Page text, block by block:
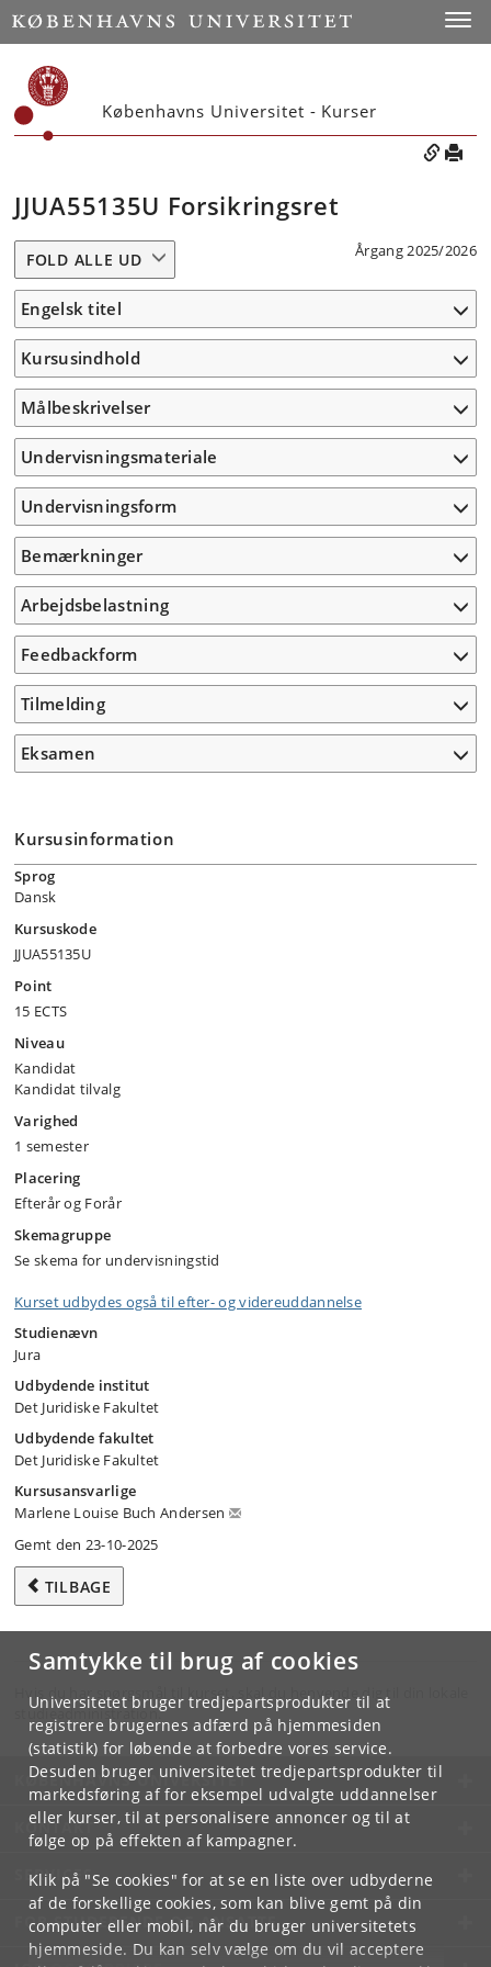
Samtykke til brug af cookies
Universitetet bruger tredjepartsprodukter til at
registrere brugernes adfærd på hjemmesiden
(statistik) for løbende at forbedre vores service.
Desuden bruger universitetet tredjepartsprodukter til
markedsføring af for eksempel udvalgte uddannelser
eller kurser, til at personalisere annoncer og til at
følge op på effekten af kampagner.
Klik på "Se cookies" for at se en liste over udbyderne
af de forskellige cookies, som kan blive gemt på din
computer eller mobil, når du bruger universitetets
hjemmeside. Du kan selv vælge om du vil acceptere
Københavns Universitet - Kurser
JJUA55135U Forsikringsret
Årgang 2025/2026
FOLD ALLE UD
Engelsk titel
Kursusindhold
Målbeskrivelser
Undervisningsmateriale
Undervisningsform
Bemærkninger
Arbejdsbelastning
Feedbackform
Tilmelding
Eksamen
Kursusinformation
Sprog
Dansk
Kursuskode
JJUA55135U
Point
15 ECTS
Niveau
Kandidat
Kandidat tilvalg
Varighed
1 semester
Placering
Efterår og Forår
Skemagruppe
Se skema for undervisningstid
Kurset udbydes også til efter- og videreuddannelse
Studienævn
Jura
Udbydende institut
Det Juridiske Fakultet
Udbydende fakultet
Det Juridiske Fakultet
Kursusansvarlige
Marlene Louise Buch Andersen
Gemt den 23-10-2025
TILBAGE
Hvis du har spørgsmål til kurset, skal du henvende dig til din lokale
studieadministration.
KØBENHAVNS UNIVERSITET
KONTAKT
SERVICES
FOR STUDERENDE OG ANSATTE